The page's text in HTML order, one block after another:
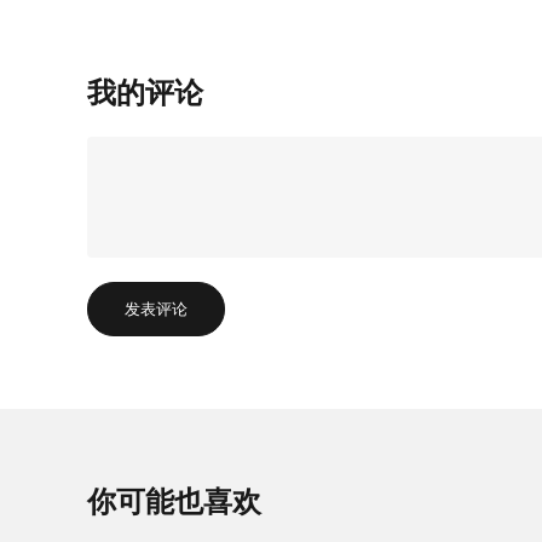
我的评论
发表评论
你可能也喜欢